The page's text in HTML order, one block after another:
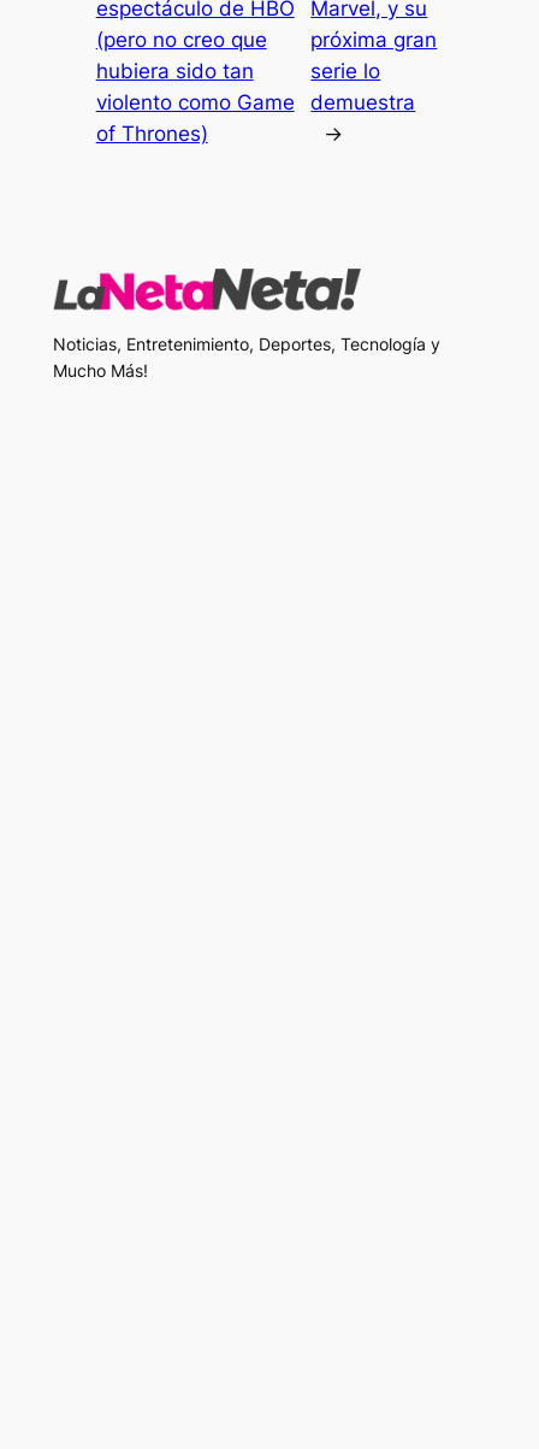
espectáculo de HBO
(pero no creo que
hubiera sido tan
violento como Game
of Thrones)
Marvel, y su
próxima gran
serie lo
demuestra
→
Noticias, Entretenimiento, Deportes, Tecnología y
Mucho Más!